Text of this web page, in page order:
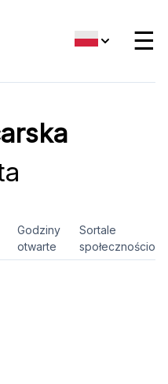
☰
Godziny
otwarte
Sortale